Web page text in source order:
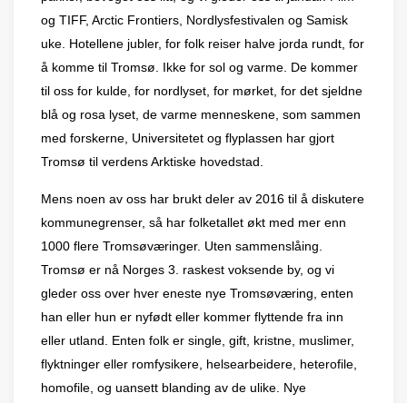
og TIFF, Arctic Frontiers, Nordlysfestivalen og Samisk
uke. Hotellene jubler, for folk reiser halve jorda rundt, for
å komme til Tromsø. Ikke for sol og varme. De kommer
til oss for kulde, for nordlyset, for mørket, for det sjeldne
blå og rosa lyset, de varme menneskene, som sammen
med forskerne, Universitetet og flyplassen har gjort
Tromsø til verdens Arktiske hovedstad.
Mens noen av oss har brukt deler av 2016 til å diskutere
kommunegrenser, så har folketallet økt med mer enn
1000 flere Tromsøværinger. Uten sammenslåing.
Tromsø er nå Norges 3. raskest voksende by, og vi
gleder oss over hver eneste nye Tromsøværing, enten
han eller hun er nyfødt eller kommer flyttende fra inn
eller utland. Enten folk er single, gift, kristne, muslimer,
flyktninger eller romfysikere, helsearbeidere, heterofile,
homofile, og uansett blanding av de ulike. Nye